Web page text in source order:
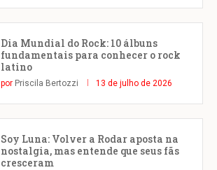
Dia Mundial do Rock: 10 álbuns
fundamentais para conhecer o rock
latino
por Priscila Bertozzi 13 de julho de 2026
Soy Luna: Volver a Rodar aposta na
nostalgia, mas entende que seus fãs
cresceram